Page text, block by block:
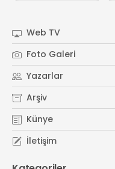
Web TV
Foto Galeri
Yazarlar
Arşiv
Künye
İletişim